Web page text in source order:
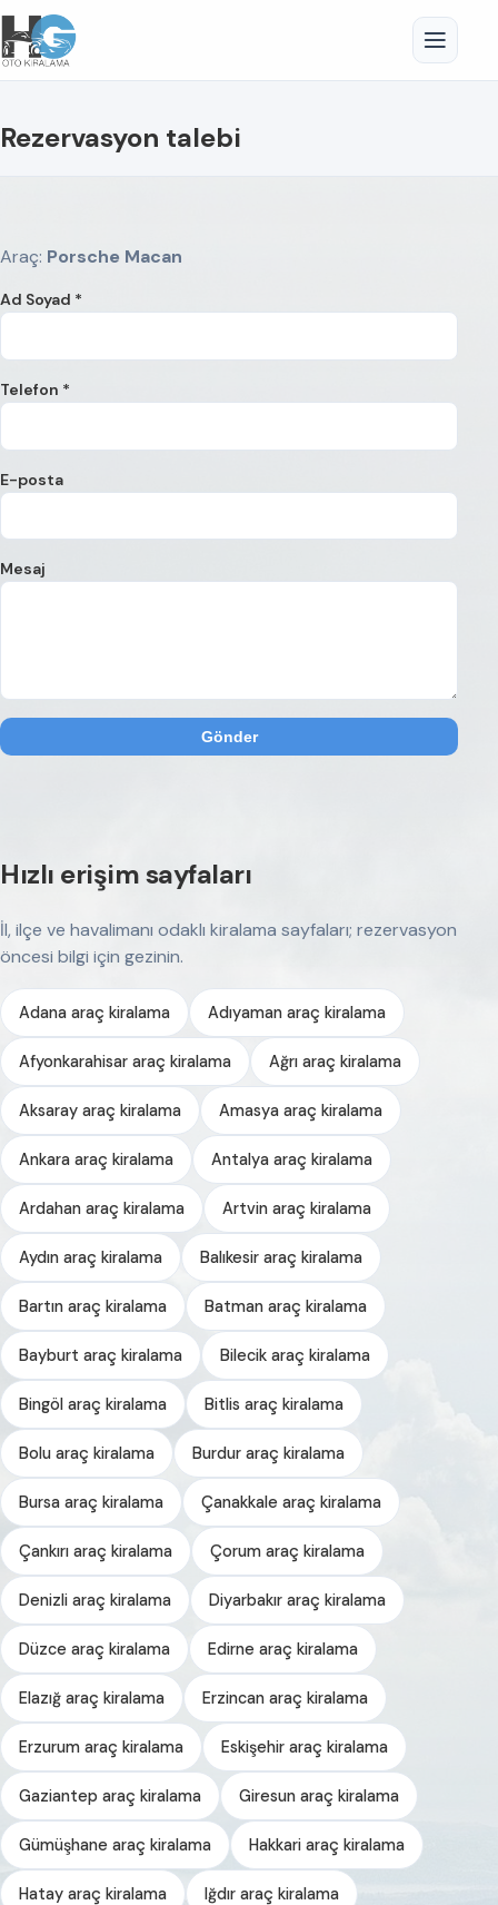
Rezervasyon talebi
Araç: Porsche Macan
Ad Soyad *
Telefon *
E-posta
Mesaj
Gönder
Hızlı erişim sayfaları
İl, ilçe ve havalimanı odaklı kiralama sayfaları; rezervasyon
öncesi bilgi için gezinin.
Adana araç kiralama Adıyaman araç kiralama
Afyonkarahisar araç kiralama Ağrı araç kiralama
Aksaray araç kiralama Amasya araç kiralama
Ankara araç kiralama Antalya araç kiralama
Ardahan araç kiralama Artvin araç kiralama
Aydın araç kiralama Balıkesir araç kiralama
Bartın araç kiralama Batman araç kiralama
Bayburt araç kiralama Bilecik araç kiralama
Bingöl araç kiralama Bitlis araç kiralama
Bolu araç kiralama Burdur araç kiralama
Bursa araç kiralama Çanakkale araç kiralama
Çankırı araç kiralama Çorum araç kiralama
Denizli araç kiralama Diyarbakır araç kiralama
Düzce araç kiralama Edirne araç kiralama
Elazığ araç kiralama Erzincan araç kiralama
Erzurum araç kiralama Eskişehir araç kiralama
Gaziantep araç kiralama Giresun araç kiralama
Gümüşhane araç kiralama Hakkari araç kiralama
Hatay araç kiralama Iğdır araç kiralama